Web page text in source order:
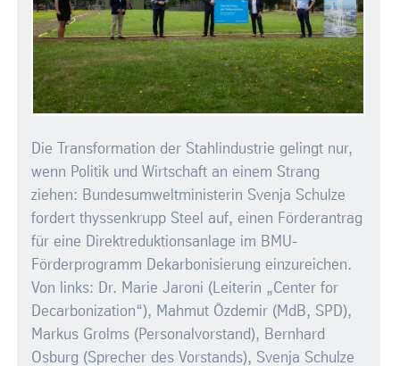
Die Transformation der Stahlindustrie gelingt nur,
wenn Politik und Wirtschaft an einem Strang
ziehen: Bundesumweltministerin Svenja Schulze
fordert thyssenkrupp Steel auf, einen Förderantrag
für eine Direktreduktionsanlage im BMU-
Förderprogramm Dekarbonisierung einzureichen.
Von links: Dr. Marie Jaroni (Leiterin „Center for
Decarbonization“), Mahmut Özdemir (MdB, SPD),
Markus Grolms (Personalvorstand), Bernhard
Osburg (Sprecher des Vorstands), Svenja Schulze